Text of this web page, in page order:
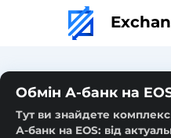
Обмін А-банк на
Тут ви знайдете
А-банк на EOS: від